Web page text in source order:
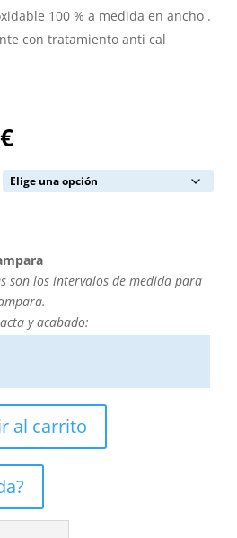
100 % a medida en ancho .
con tratamiento anti cal
€
son los intervalos de medida para
y acabado:
al carrito